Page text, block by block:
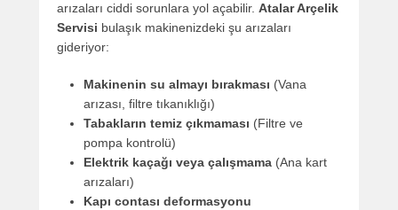
arızaları ciddi sorunlara yol açabilir. Atalar Arçelik
Servisi bulaşık makinenizdeki şu arızaları
gideriyor:
Makinenin su almayı bırakması (Vana
arızası, filtre tıkanıklığı)
Tabakların temiz çıkmaması (Filtre ve
pompa kontrolü)
Elektrik kaçağı veya çalışmama (Ana kart
arızaları)
Kapı contası deformasyonu